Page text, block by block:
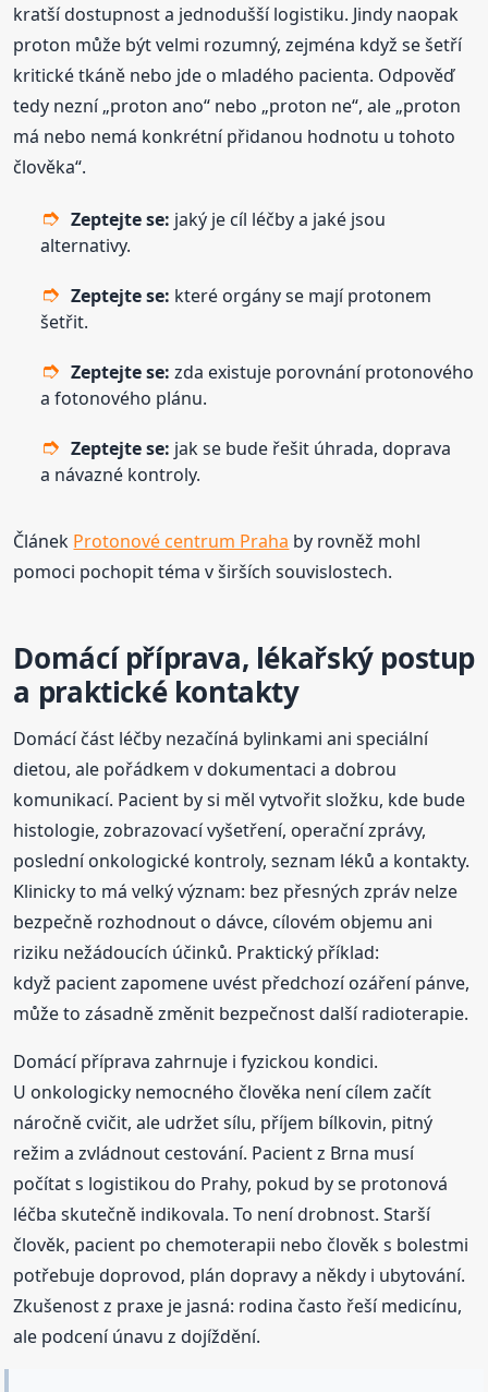
kratší dostupnost a jednodušší logistiku. Jindy naopak
proton může být velmi rozumný, zejména když se šetří
kritické tkáně nebo jde o mladého pacienta. Odpověď
tedy nezní „proton ano“ nebo „proton ne“, ale „proton
má nebo nemá konkrétní přidanou hodnotu u tohoto
člověka“.
Zeptejte se: jaký je cíl léčby a jaké jsou
alternativy.
Zeptejte se: které orgány se mají protonem
šetřit.
Zeptejte se: zda existuje porovnání protonového
a fotonového plánu.
Zeptejte se: jak se bude řešit úhrada, doprava
a návazné kontroly.
Článek Protonové centrum Praha by rovněž mohl
pomoci pochopit téma v širších souvislostech.
Domácí příprava, lékařský postup
a praktické kontakty
Domácí část léčby nezačíná bylinkami ani speciální
dietou, ale pořádkem v dokumentaci a dobrou
komunikací. Pacient by si měl vytvořit složku, kde bude
histologie, zobrazovací vyšetření, operační zprávy,
poslední onkologické kontroly, seznam léků a kontakty.
Klinicky to má velký význam: bez přesných zpráv nelze
bezpečně rozhodnout o dávce, cílovém objemu ani
riziku nežádoucích účinků. Praktický příklad:
když pacient zapomene uvést předchozí ozáření pánve,
může to zásadně změnit bezpečnost další radioterapie.
Domácí příprava zahrnuje i fyzickou kondici.
U onkologicky nemocného člověka není cílem začít
náročně cvičit, ale udržet sílu, příjem bílkovin, pitný
režim a zvládnout cestování. Pacient z Brna musí
počítat s logistikou do Prahy, pokud by se protonová
léčba skutečně indikovala. To není drobnost. Starší
člověk, pacient po chemoterapii nebo člověk s bolestmi
potřebuje doprovod, plán dopravy a někdy i ubytování.
Zkušenost z praxe je jasná: rodina často řeší medicínu,
ale podcení únavu z dojíždění.